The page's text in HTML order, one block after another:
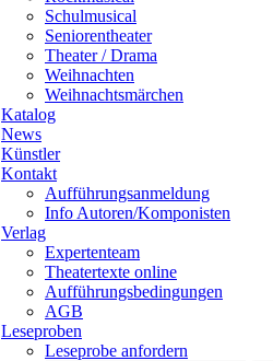
Schulmusical
Seniorentheater
Theater / Drama
Weihnachten
Weihnachtsmärchen
Katalog
News
Künstler
Kontakt
Aufführungsanmeldung
Info Autoren/Komponisten
Verlag
Expertenteam
Theatertexte online
Aufführungsbedingungen
AGB
Leseproben
Leseprobe anfordern